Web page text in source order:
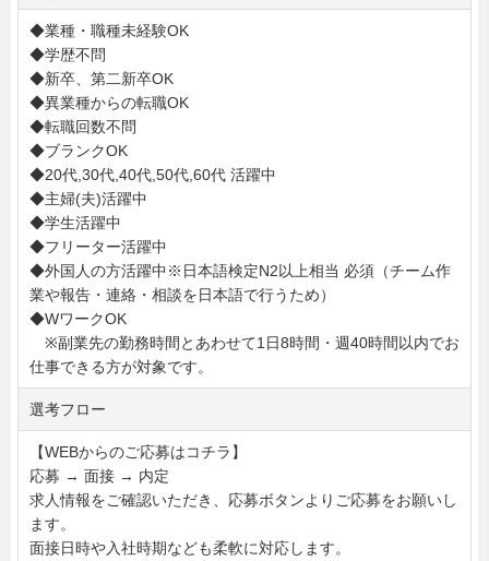
◆業種・職種未経験OK
◆学歴不問
◆新卒、第二新卒OK
◆異業種からの転職OK
◆転職回数不問
◆ブランクOK
◆20代,30代,40代,50代,60代 活躍中
◆主婦(夫)活躍中
◆学生活躍中
◆フリーター活躍中
◆外国人の方活躍中※日本語検定N2以上相当 必須（チーム作
業や報告・連絡・相談を日本語で行うため）
◆WワークOK
※副業先の勤務時間とあわせて1日8時間・週40時間以内でお
仕事できる方が対象です。
選考フロー
【WEBからのご応募はコチラ】
応募 → 面接 → 内定
求人情報をご確認いただき、応募ボタンよりご応募をお願いし
ます。
面接日時や入社時期なども柔軟に対応します。